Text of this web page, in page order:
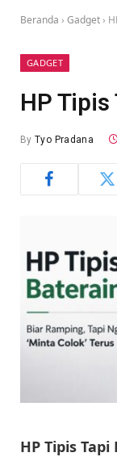
Beranda › Gadget ›
GADGET
HP Tipis
By Tyo Pradana
HP Tipis